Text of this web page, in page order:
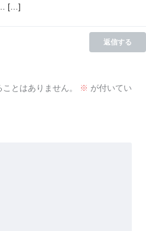
… […]
返信する
とはありません。 ※ が付いてい